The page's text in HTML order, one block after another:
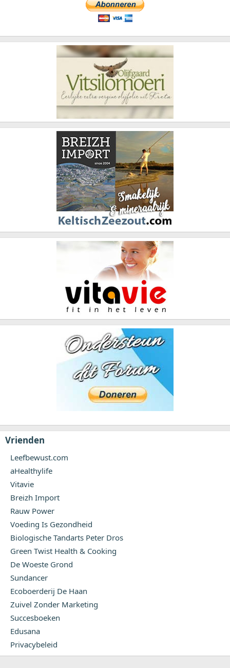
Vrienden
Leefbewust.com
aHealthylife
Vitavie
Breizh Import
Rauw Power
Voeding Is Gezondheid
Biologische Tandarts Peter Dros
Green Twist Health & Cooking
De Woeste Grond
Sundancer
Ecoboerderij De Haan
Zuivel Zonder Marketing
Succesboeken
Edusana
Privacybeleid